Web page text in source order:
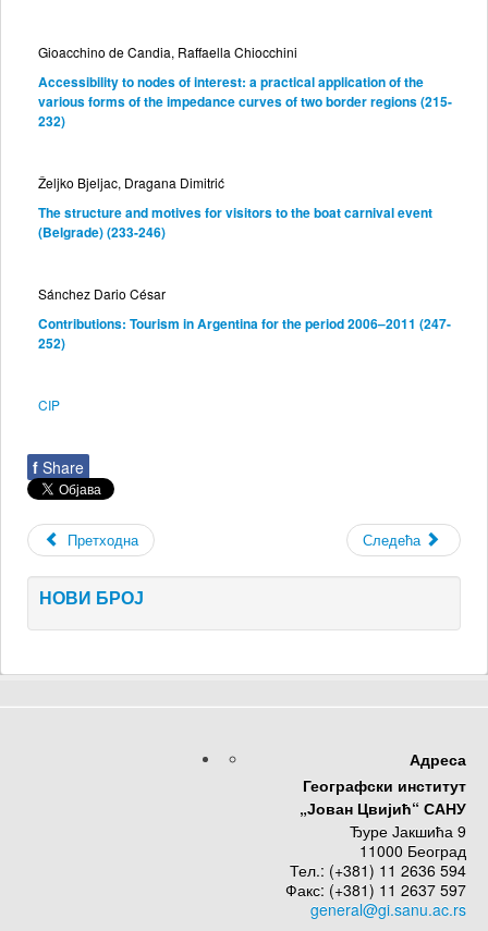
Gioacchino de Candia, Raffaella Chiocchini
Accessibility to nodes of interest: a practical application of the
various forms of the impedance curves of two border regions (215-
232)
Željko Bjeljac, Dragana Dimitrić
The structure and motives for visitors to the boat carnival event
(Belgrade) (233-246)
Sánchez Dario César
Contributions: Tourism in Argentina for the period 2006–2011 (247-
252)
CIP
f Share
Претходна Следећа
НОВИ БРОЈ
Адреса
Географски институт
„Јован Цвијић“ САНУ
Ђуре Јакшића 9
11000 Београд
Тел.: (+381) 11 2636 594
Факс: (+381) 11 2637 597